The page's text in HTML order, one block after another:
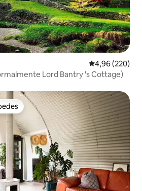
4,96 de uma
4,96 (220)
Lord Bantry 's Cottage)
dos hóspedes